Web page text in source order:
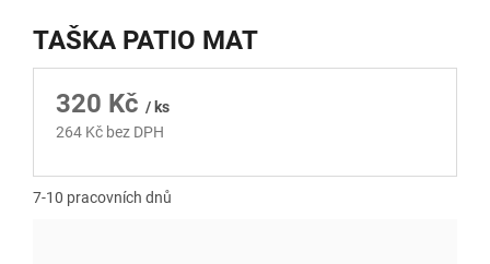
TAŠKA PATIO MAT
320 Kč / ks
264 Kč bez DPH
7-10 pracovních dnů